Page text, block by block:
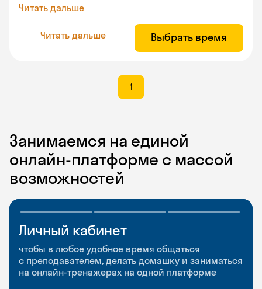
Читать дальше
Читать дальше Выбрать время
1
Занимаемся на единой
онлайн-платформе с массой
возможностей
Личный кабинет
чтобы в любое удобное время общаться
с преподавателем, делать домашку и заниматься
на онлайн-тренажерах на одной платформе
Мобильное
приложение
чтобы заниматься и изучать новые слова где
и когда удобно
Разговорные клубы
и Talks
Групповые занятия для разговорной практики
и индивидуальные встречи с преподавателями